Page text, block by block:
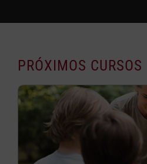
PRÓXIMOS CURSOS